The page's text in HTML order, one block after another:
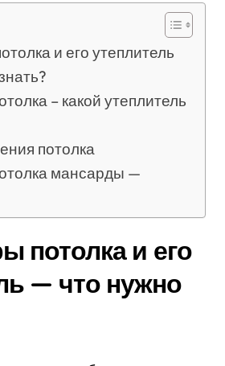
и его утеплитель
– какой утеплитель
потолка
мансарды —
потолка и его
— что нужно